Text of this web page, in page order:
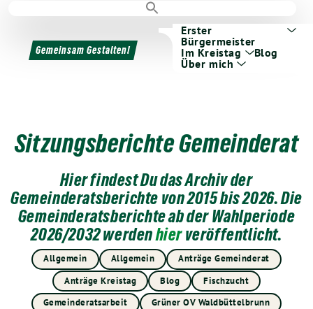
Gemeinsam Gestalten!
Erster
Bürgermeister
Im Kreistag
Blog
Über mich
Sitzungsberichte Gemeinderat
Hier findest Du das Archiv der
Gemeinderatsberichte von 2015 bis 2026. Die
Gemeinderatsberichte ab der Wahlperiode
2026/2032 werdenhierveröffentlicht.
Allgemein Allgemein
Anträge Gemeinderat
Anträge Kreistag
Blog
Fischzucht
Gemeinderatsarbeit
Grüner OV Waldbüttelbrunn